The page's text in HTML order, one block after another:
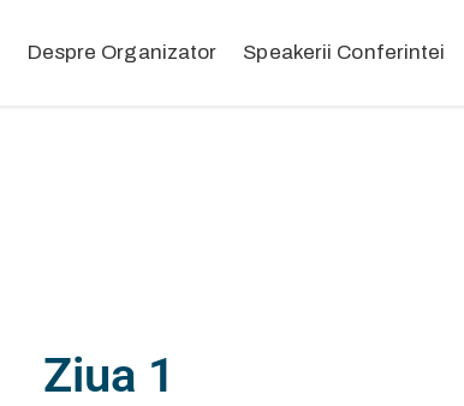
Despre Organizator Speakerii Conferintei
Ziua 1